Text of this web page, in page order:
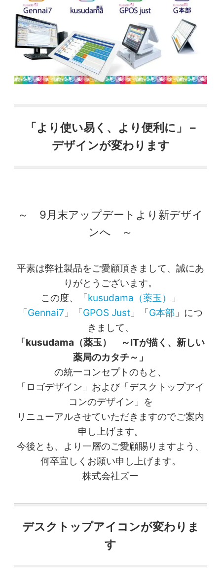
「より使い易く、より便利に」 –
デザインが変わります
～ 9月末アップデートより新デザイ
ンへ ～
平素は弊社製品をご愛顧頂きまして、誠にあ
りがとうございます。
この度、「kusudama（薬玉）
」
「Gennai7 」「GPOS Just 」「G本部 」につ
きまして、
「kusudama（薬玉） ～ITが描く、新しい
薬局のカタチ～」
の統一コンセプトのもと、
「ロゴデザイン」および「デスクトップアイ
コンのデザイン」を
リニューアルさせていただきますのでご案内
申し上げます。
今後とも、より一層のご愛顧賜りますよう、
何卒宜しくお願い申し上げます。
株式会社ズー
デスクトップアイコンが変わりま
す